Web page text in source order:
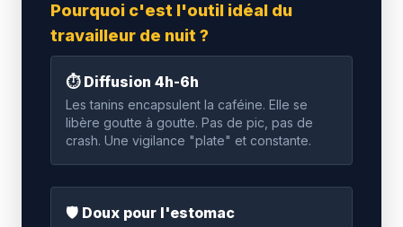
Pourquoi c'est l'outil idéal du
travailleur de nuit ?
⏱️ Diffusion 4h-6h
Les tanins encapsulent la caféine. Elle se
libère goutte à goutte. Pas de pic, pas de
crash. Une vigilance "plate" et constante.
🛡️ Doux pour l'estomac